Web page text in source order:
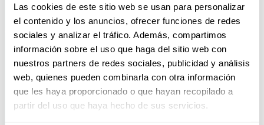
Las cookies de este sitio web se usan para personalizar
el contenido y los anuncios, ofrecer funciones de redes
sociales y analizar el tráfico. Además, compartimos
información sobre el uso que haga del sitio web con
nuestros partners de redes sociales, publicidad y análisis
web, quienes pueden combinarla con otra información
que les haya proporcionado o que hayan recopilado a
partir del uso que haya hecho de sus servicios.
HORARIO DE ATENCIÓN TELEFÓNICA